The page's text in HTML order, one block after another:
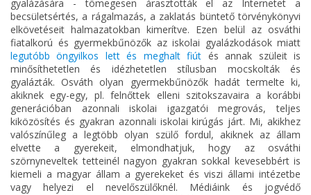
gyalázására - tömegesen árasztották el az Internetet a
becsületsértés, a rágalmazás, a zaklatás büntető törvénykönyvi
elkövetéseit halmazatokban kimerítve. Ezen belül az osváthi
fiatalkorú és gyermekbűnözők az iskolai gyalázkodások miatt
legutóbb öngyilkos lett és meghalt fiút és annak szüleit is
minősíthetetlen és idézhetetlen stílusban mocskolták és
gyalázták. Osváth olyan gyermekbűnözők hadát termelte ki,
akiknek egy-egy, pl. felnőttek elleni szitokszavaira a korábbi
generációban azonnali iskolai igazgatói megrovás, teljes
kiközösítés és gyakran azonnali iskolai kirúgás járt. Mi, akikhez
valószínűleg a legtöbb olyan szülő fordul, akiknek az állam
elvette a gyerekeit, elmondhatjuk, hogy az osváthi
szörnyneveltek tetteinél nagyon gyakran sokkal kevesebbért is
kiemeli a magyar állam a gyerekeket és viszi állami intézetbe
vagy helyezi el nevelőszülőknél. Médiáink és jogvédő